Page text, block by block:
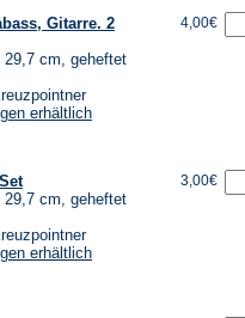
Gitarre. 2
cm, geheftet
erhältlich
4,00€
cm, geheftet
erhältlich
3,00€